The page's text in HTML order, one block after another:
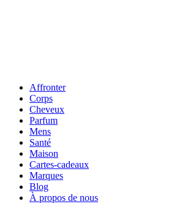
Affronter
Corps
Cheveux
Parfum
Mens
Santé
Maison
Cartes-cadeaux
Marques
Blog
À propos de nous